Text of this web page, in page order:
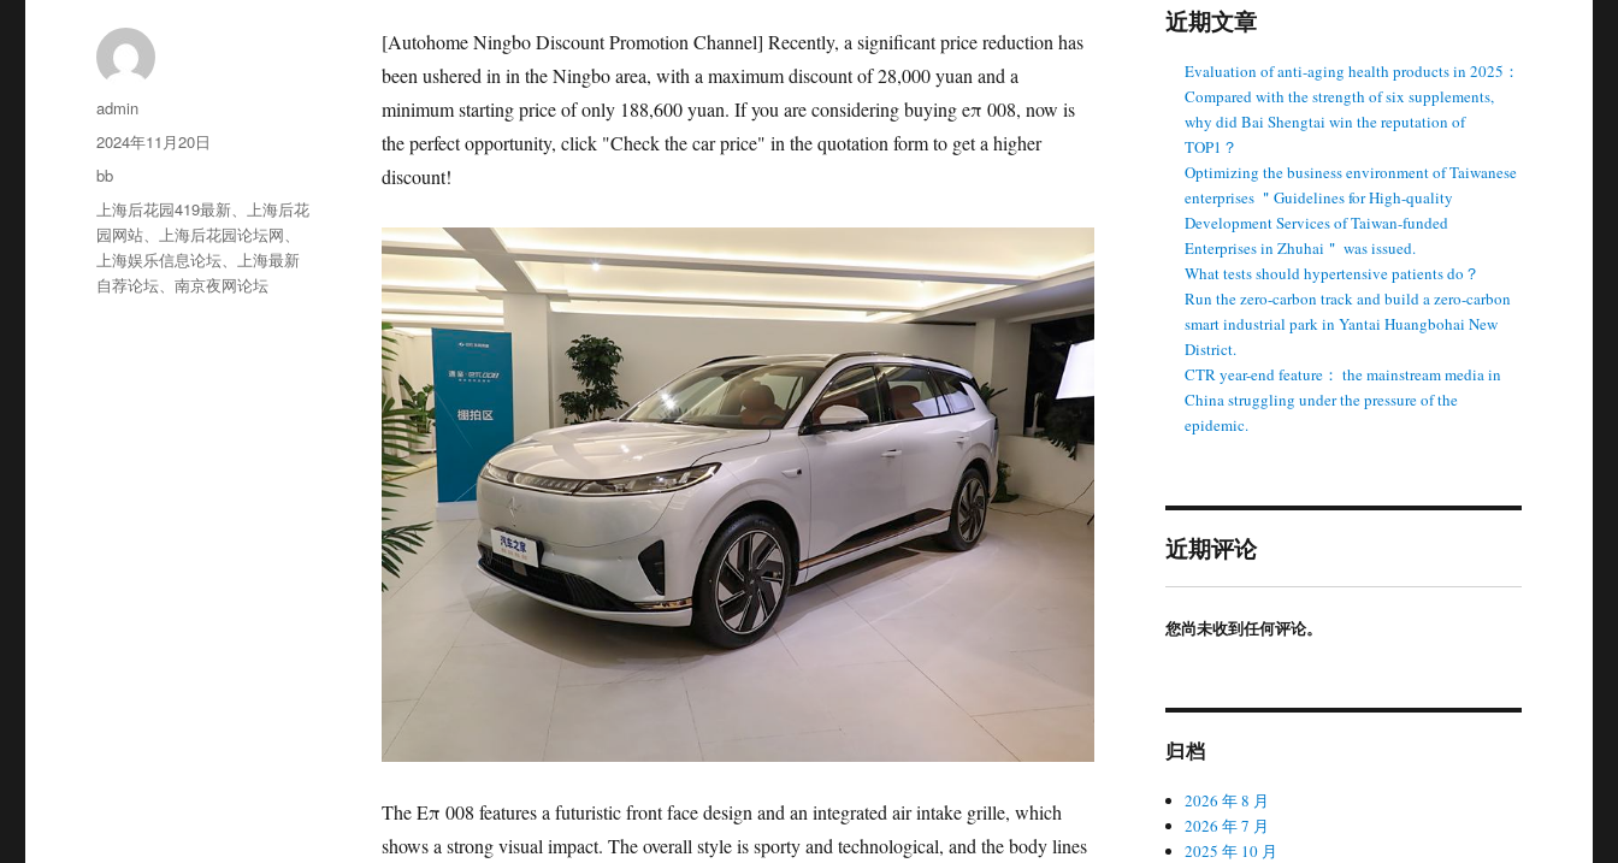
[Autohome Ningbo Discount Promotion Channel] Recently, a significant price reduction has
been ushered in in the Ningbo area, with a maximum discount of 28,000 yuan and a
minimum starting price of only 188,600 yuan. If you are considering buying eπ 008, now is
the perfect opportunity, click "Check the car price" in the quotation form to get a higher
discount!
The Eπ 008 features a futuristic front face design and an integrated air intake grille, which
shows a strong visual impact. The overall style is sporty and technological, and the body lines
作
者
admin
发
布
2024年11月20日
分
类
bb
标
签
上海后花园419最新、上海后花
园网站、上海后花园论坛网、
上海娱乐信息论坛、上海最新
自荐论坛、南京夜网论坛
近期文章
Evaluation of anti-aging health products in 2025：
Compared with the strength of six supplements,
why did Bai Shengtai win the reputation of
TOP1？
Optimizing the business environment of Taiwanese
enterprises ＂Guidelines for High-quality
Development Services of Taiwan-funded
Enterprises in Zhuhai＂ was issued.
What tests should hypertensive patients do？
Run the zero-carbon track and build a zero-carbon
smart industrial park in Yantai Huangbohai New
District.
CTR year-end feature： the mainstream media in
China struggling under the pressure of the
epidemic.
近期评论
您尚未收到任何评论。
归档
2026 年 8 月
2026 年 7 月
2025 年 10 月